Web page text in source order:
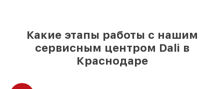
Какие этапы работы с нашим
сервисным центром Dali в
Краснодаре